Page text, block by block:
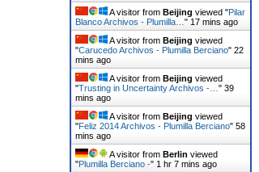
A visitor from Beijing viewed "Pilar
Blanco Archivos - Plumilla… " 17 mins ago
A visitor from Beijing viewed
"Carucedo Archivos - Plumilla Berciano" 22
mins ago
A visitor from Beijing viewed
"Trusting in Uncertainty Archivos -… " 39
mins ago
A visitor from Beijing viewed
"Feliz 2014 Archivos - Plumilla Berciano" 58
mins ago
A visitor from Berlin viewed
"Plumilla Berciano -" 1 hr 7 mins ago